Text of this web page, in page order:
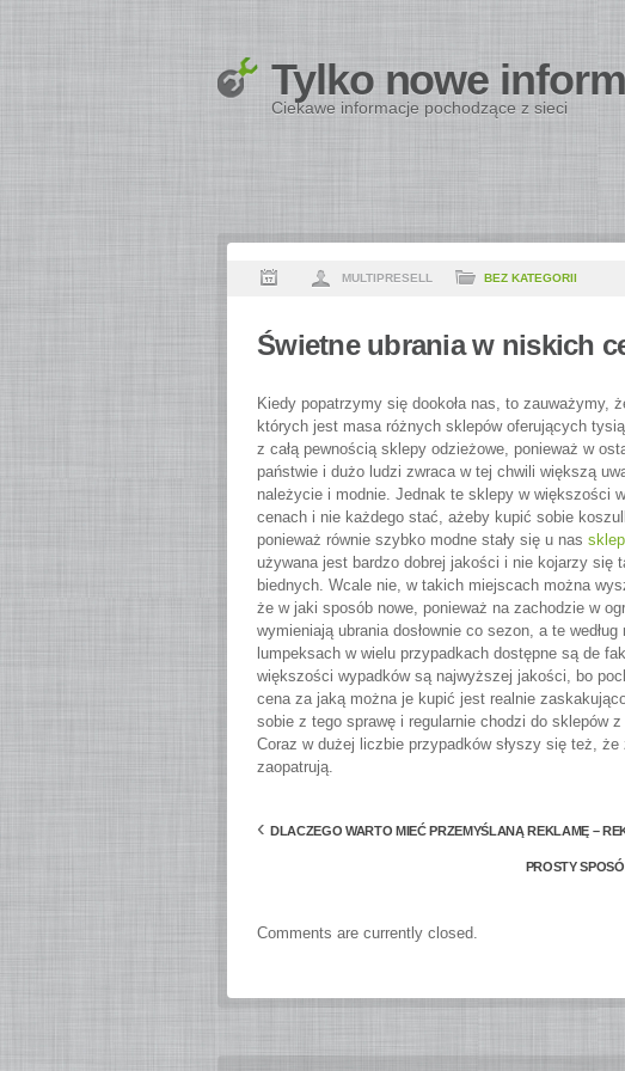
Tylko nowe
Ciekawe informacje pochodzące z sieci
MULTIPRESELL BEZ KATEGORII
Świetne ubrania w niskich
Kiedy popatrzymy się dookoła nas, to zauważymy,
których jest masa różnych sklepów oferujących
z całą pewnością sklepy odzieżowe, ponieważ w
państwie i dużo ludzi zwraca w tej chwili większą
należycie i modnie. Jednak te sklepy w większości
cenach i nie każdego stać, ażeby kupić sobie
ponieważ równie szybko modne stały się u nas
używana jest bardzo dobrej jakości i nie kojarzy
biednych. Wcale nie, w takich miejscach można
że w jaki sposób nowe, ponieważ na zachodzie w
wymieniają ubrania dosłownie co sezon, a te
lumpeksach w wielu przypadkach dostępne są de
większości wypadków są najwyższej jakości, bo
cena za jaką można je kupić jest realnie
sobie z tego sprawę i regularnie chodzi do sklepów
Coraz w dużej liczbie przypadków słyszy się też,
zaopatrują.
‹ DLACZEGO WARTO MIEĆ PRZEMYŚLANĄ REKLAMĘ –
PROSTY
Comments are currently closed.